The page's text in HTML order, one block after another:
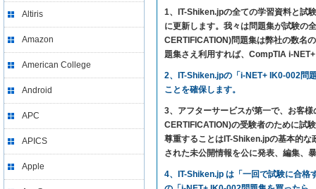
Altiris
Amazon
American College
Android
APC
APICS
Apple
1、IT-Shiken.jpの全ての学習資料と試
に更新します。我々は問題集が試験の
CERTIFICATION)問題集は弊社の数名
題集さえ利用すれば、CompTIA i-
2、IT-Shiken.jpの「i-NET+ IK0-002問
ことを確保します。
3、アフターサービスが第一で、お客
CERTIFICATION)の受験者のために試
尊重することはIT-Shiken.jpの基本的
された未公開情報を公に発表、編集、
4、IT-Shiken.jp は「一回で試験に合格